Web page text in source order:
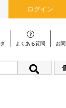
ログイン
よくある質問 お